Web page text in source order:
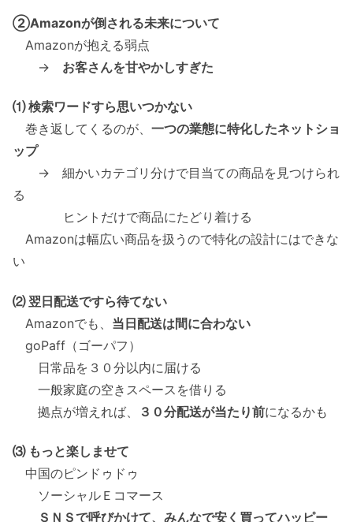
②Amazonが倒される未来について
Amazonが抱える弱点
→ お客さんを甘やかしすぎた
⑴ 検索ワードすら思いつかない
巻き返してくるのが、 一つの業態に特化したネットショ
ップ
→ 細かいカテゴリ分けで目当ての商品を見つけられ
る
ヒントだけで商品にたどり着ける
Amazonは幅広い商品を扱うので特化の設計にはできな
い
⑵ 翌日配送ですら待てない
Amazonでも、 当日配送は間に合わない
goPaff（ゴーパフ）
日常品を３０分以内に届ける
一般家庭の空きスペースを借りる
拠点が増えれば、
３０分配送が当たり前になるかも
⑶ もっと楽しませて
中国のピンドゥドゥ
ソーシャルＥコマース
ＳＮＳで呼びかけて、みんなで安く買ってハッピー